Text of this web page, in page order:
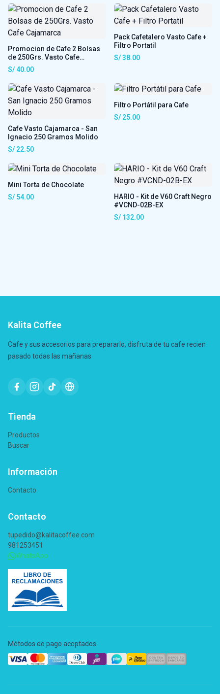
Promocion de Cafe 2 Bolsas
de 250Grs. Vasto Cafe
Cajamarca
S/ 40.00
Pack Cafetalero Vasto Cafe +
Filtro Portatil
S/ 38.00
Cafe Vasto Cajamarca - San
Ignacio 250 Gramos Molido
S/ 22.50
Filtro Portátil para Cafe
S/ 25.00
Mini Torta de Chocolate
S/ 54.00
HARIO - Kit de V60 Craft Negro
#VCND-02B-EX
S/ 132.00
Kalita Coffee
Cafe y sus accesorios para prepararlo, disfruta de tu cafe recien
pasado todas las mañanas
Tienda
Productos
Buscar
Información
Contacto
Contacto
tupedido@kalitacoffee.com
981253451
WhatsApp
Métodos de pago aceptados